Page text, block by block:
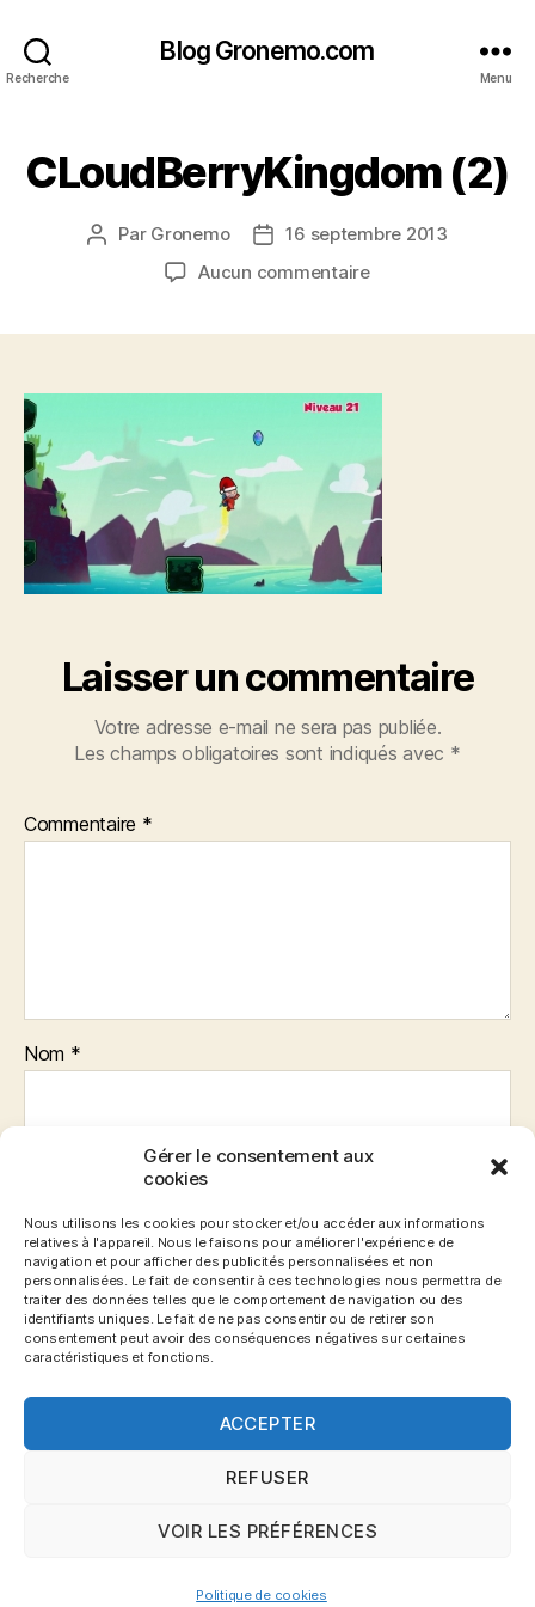
Gérer le consentement aux
cookies
Nous utilisons les cookies pour stocker et/ou accéder aux informations
relatives à l'appareil. Nous le faisons pour améliorer l'expérience de
navigation et pour afficher des publicités personnalisées et non
personnalisées. Le fait de consentir à ces technologies nous permettra de
traiter des données telles que le comportement de navigation ou des
identifiants uniques. Le fait de ne pas consentir ou de retirer son
consentement peut avoir des conséquences négatives sur certaines
caractéristiques et fonctions.
ACCEPTER
REFUSER
VOIR LES PRÉFÉRENCES
Politique de cookies
Recherche
Blog Gronemo.com
Menu
CLoudBerryKingdom (2)
Auteur
Par Gronemo
Date16 septembre 2013
Aucun commentairesur
Laisser un commentaire
Votre adresse e-mail ne sera pas publiée.
Les champs obligatoires sont indiqués avec *
Commentaire *
Nom *
Site web